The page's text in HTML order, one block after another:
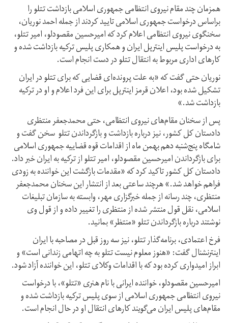
همزمان چند مقام نیروی انتظامی جمهوری اسلامی بازداشت تتلو را
براساس درخواست جمهوری اسلامی تایید کردند از جمله احمد نوریان،
سخنگوی نیروی انتظامی اعلام کرد که امیرحسین مقصودلو، امیر ‌تتلو،
به درخواست پلیس اینترپل ایران و همکاری پلیس ترکیه بازداشت شده و
کارهای اداری مربوط به انتقال تتلو در دست انجام است.
نوریان حتی گفت که «به علت پرونده‌ای قضایی که برای تتلو در ایران
تشکیل شده بود،‌ اعلان قرمز اینترپل برای این فرد اعلام و او در ترکیه
بازداشت شد.»
پس از سخنان مقام‌های نیروی انتظامی، حتی محمدجعفر منتظری
دادستان کل کشور، نیز درباره بازداشت و بازگرداندن تتلو سخن گفت و
شامگاه پنج‌شنبه دهم بهمن ماه از اقدامات قوه قضاییه جمهوری اسلامی
برای بازگرداندن امیرحسین مقصودلو، امیر تتلو از ترکیه به ایران خبر داد.
دادستان کل کشور تاکید کرد که «مقدمات بازگشت این خواننده به زودی
فراهم خواهد شد.» هرچند ساعتی بعد از انتشار این سخنان محمدجعفر
منتظری، چند رسانه از جمله خبرگزاری مهر، وابسته به سازمان تبلیغات
اسلامی، نقل قول منتشر شده از منتظری را تغییر داده و از قول وی
نوشتند درباره بازگرداندن تتلو «منتظر» بمانید.
فرخ اعتمادی، برنامه‌گذار تتلو، نیز سه روز قبل در مصاحبه با ایران
اینترنشنال گفت: «هنوز معلوم نیست تتلو به چه اتهامی زندانی است» و
ابراز امیدواری کرده بود که با اقدامات وکلای تتلو، این خواننده آزاد شود.
امیرحسین مقصودلو، خواننده ایرانی با نام هنری «تتلو»،‌ با درخواست
نیروی انتظامی جمهوری اسلامی از سوی پلیس ترکیه بازداشت شده و
مقام‌های پلیس ایران می‌گویند کارهای انتقال او در حال انجام است.